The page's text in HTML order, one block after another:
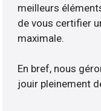
meilleurs
de vous certifier
maximale.
En bref, nous
jouir pleinement